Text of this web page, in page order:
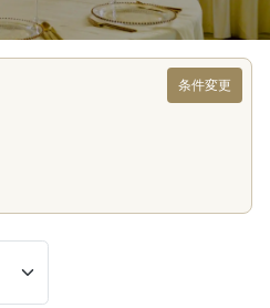
条件変更